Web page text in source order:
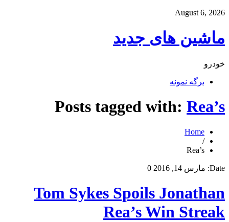
August 6, 2026
ماشین های جدید
خودرو
برگه نمونه
Posts tagged with: Rea’s
Home
/
Rea’s
Date: مارس 14, 2016 0
Tom Sykes Spoils Jonathan
Rea’s Win Streak